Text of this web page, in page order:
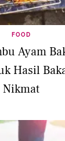
FOOD
Ayam
Hasil
Nikmat